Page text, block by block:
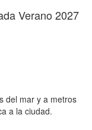
Verano 2027
del mar y a metros
a la ciudad.